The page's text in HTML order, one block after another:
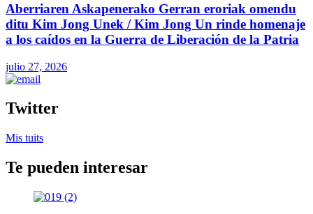
Aberriaren Askapenerako Gerran eroriak omendu
ditu Kim Jong Unek / Kim Jong Un rinde homenaje
a los caídos en la Guerra de Liberación de la Patria
julio 27, 2026
Twitter
Mis tuits
Te pueden interesar